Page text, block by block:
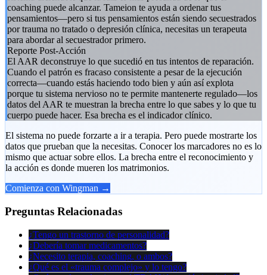
coaching puede alcanzar. Tameion te ayuda a ordenar tus
pensamientos—pero si tus pensamientos están siendo secuestrados
por trauma no tratado o depresión clínica, necesitas un terapeuta
para abordar al secuestrador primero.
Reporte Post-Acción
El AAR deconstruye lo que sucedió en tus intentos de reparación.
Cuando el patrón es fracaso consistente a pesar de la ejecución
correcta—cuando estás haciendo todo bien y aún así explota
porque tu sistema nervioso no te permite mantenerte regulado—los
datos del AAR te muestran la brecha entre lo que sabes y lo que tu
cuerpo puede hacer. Esa brecha es el indicador clínico.
El sistema no puede forzarte a ir a terapia. Pero puede mostrarte los
datos que prueban que la necesitas. Conocer los marcadores no es lo
mismo que actuar sobre ellos. La brecha entre el reconocimiento y
la acción es donde mueren los matrimonios.
Comienza con Wingman →
Preguntas Relacionadas
¿Tengo un trastorno de personalidad?
¿Debería tomar medicamentos?
¿Necesito terapia, coaching, o ambos?
¿Qué es el «trauma complejo» y lo tengo?